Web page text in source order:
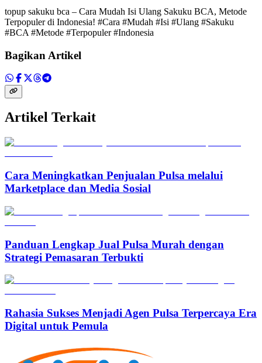
topup sakuku bca – Cara Mudah Isi Ulang Sakuku BCA, Metode
Terpopuler di Indonesia! #Cara #Mudah #Isi #Ulang #Sakuku
#BCA #Metode #Terpopuler #Indonesia
Bagikan Artikel
Artikel Terkait
Cara Meningkatkan Penjualan Pulsa melalui
Marketplace dan Media Sosial
Panduan Lengkap Jual Pulsa Murah dengan
Strategi Pemasaran Terbukti
Rahasia Sukses Menjadi Agen Pulsa Terpercaya Era
Digital untuk Pemula